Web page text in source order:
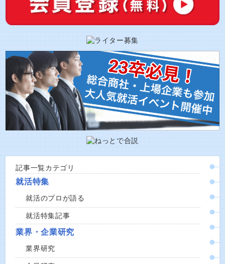
記事一覧カテゴリ
就活特集
就活のプロが語る
就活特集記事
業界・企業研究
業界研究